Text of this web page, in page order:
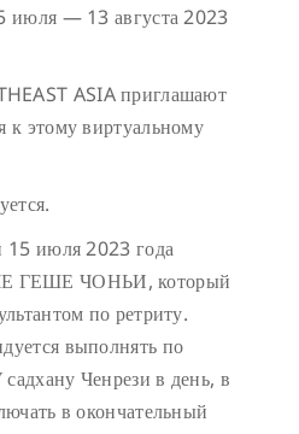
июля — 13 августа 2023
ASIA приглашают
к этому виртуальному
15 июля 2023 года
ЧОНЬИ, который
по ретриту.
выполнять по
Ченрези в день, в
в окончательный